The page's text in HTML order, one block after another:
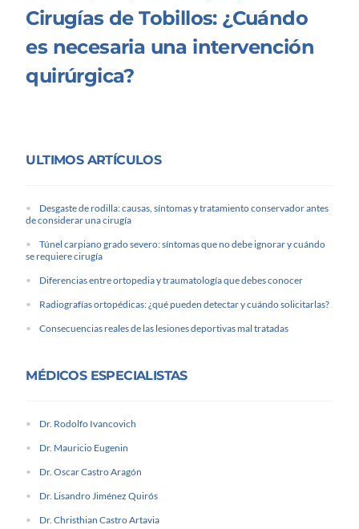
Cirugías de Tobillos: ¿Cuándo
es necesaria una intervención
quirúrgica?
ULTIMOS ARTÍCULOS
Desgaste de rodilla: causas, síntomas y tratamiento conservador antes
de considerar una cirugía
Túnel carpiano grado severo: síntomas que no debe ignorar y cuándo
se requiere cirugía
Diferencias entre ortopedia y traumatología que debes conocer
Radiografías ortopédicas: ¿qué pueden detectar y cuándo solicitarlas?
Consecuencias reales de las lesiones deportivas mal tratadas
MÉDICOS ESPECIALISTAS
Dr. Rodolfo Ivancovich
Dr. Mauricio Eugenin
Dr. Oscar Castro Aragón
Dr. Lisandro Jiménez Quirós
Dr. Christhian Castro Artavia